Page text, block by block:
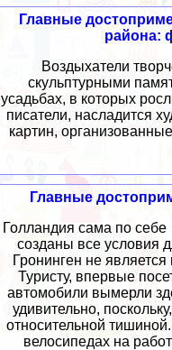
Главные
района:
Воздыхатели
скульптурными
усадьбах, в которых
писатели, насладится
картин,
Главные
Голландия сама по
созданы все условия
Гронинген не
Туристу, впервые
автомобили вымерли
удивительно,
относительной
велосипедах на